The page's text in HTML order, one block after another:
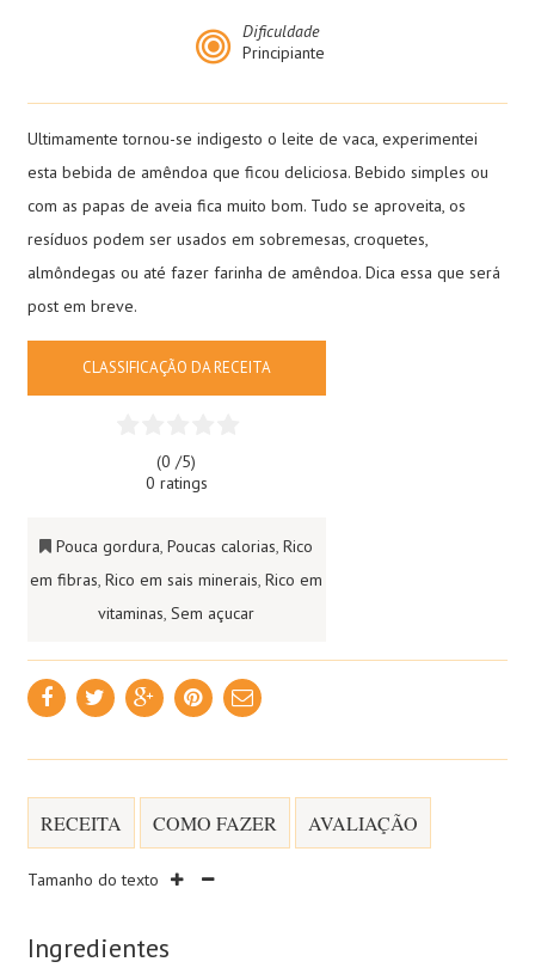
Dificuldade
Principiante
Ultimamente tornou-se indigesto o leite de vaca, experimentei
esta bebida de amêndoa que ficou deliciosa. Bebido simples ou
com as papas de aveia fica muito bom. Tudo se aproveita, os
resíduos podem ser usados em sobremesas, croquetes,
almôndegas ou até fazer farinha de amêndoa. Dica essa que será
post em breve.
CLASSIFICAÇÃO DA RECEITA
(0 /5)
0 ratings
Pouca gordura,Poucas calorias,Rico
em fibras,Rico em sais minerais,Rico em
vitaminas,Sem açucar
RECEITA COMO FAZER AVALIAÇÃO
Tamanho do texto
Ingredientes